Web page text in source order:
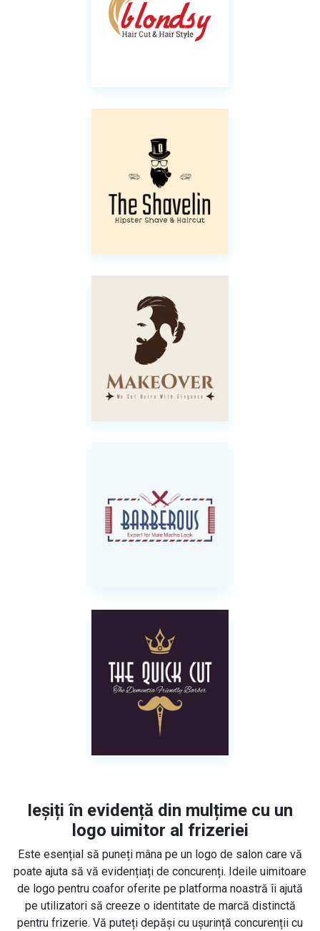
Ieșiți în evidență din mulțime cu un
logo uimitor al frizeriei
Este esențial să puneți mâna pe un logo de salon care vă
poate ajuta să vă evidențiați de concurenți. Ideile uimitoare
de logo pentru coafor oferite pe platforma noastră îi ajută
pe utilizatori să creeze o identitate de marcă distinctă
pentru frizerie. Vă puteți depăși cu ușurință concurenții cu